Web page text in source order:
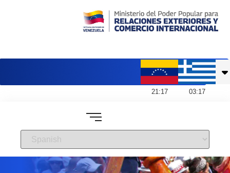
21 :17 03:17